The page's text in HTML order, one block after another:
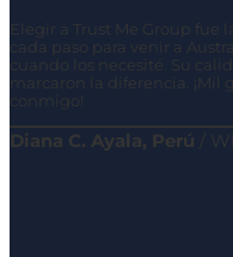
Elegir a Trust Me Group fue
cada paso para venir a
cuando los necesité. Su
marcaron la diferencia. ¡Mil
conmigo!
Diana C. Ayala, Perú /